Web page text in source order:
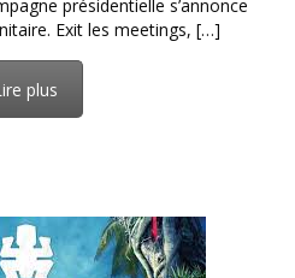
présidentielle s’annonce
Exit les meetings, […]
plus